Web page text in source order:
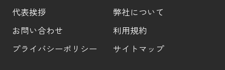
代表挨拶
弊社について
お問い合わせ
利用規約
プライバシーポリシー
サイトマップ